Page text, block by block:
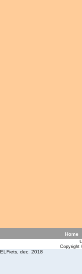
Home
Copyright
ELFiets, dec. 2018